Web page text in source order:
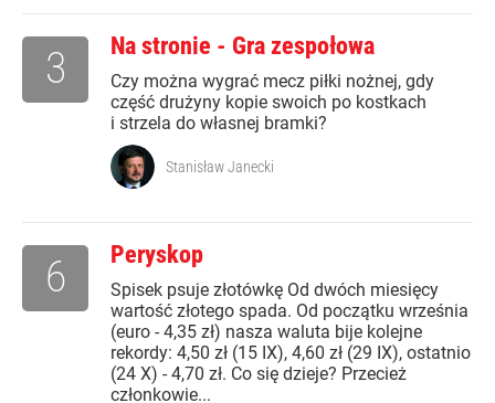
Na stronie - Gra zespołowa
Czy można wygrać mecz piłki nożnej, gdy
część drużyny kopie swoich po kostkach
i strzela do własnej bramki?
3
Stanisław Janecki
Peryskop
Spisek psuje złotówkę Od dwóch miesięcy
wartość złotego spada. Od początku września
(euro - 4,35 zł) nasza waluta bije kolejne
rekordy: 4,50 zł (15 IX), 4,60 zł (29 IX), ostatnio
(24 X) - 4,70 zł. Co się dzieje? Przecież
członkowie...
6